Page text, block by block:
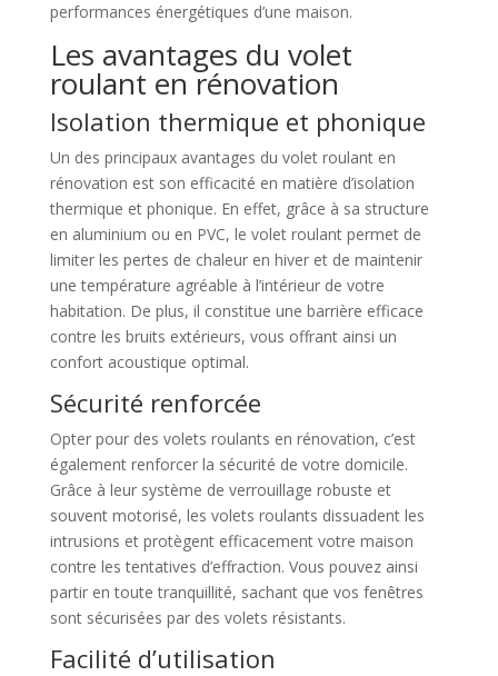
performances énergétiques d’une maison.
Les avantages du volet
roulant en rénovation
Isolation thermique et phonique
Un des principaux avantages du volet roulant en
rénovation est son efficacité en matière d’isolation
thermique et phonique. En effet, grâce à sa structure
en aluminium ou en PVC, le volet roulant permet de
limiter les pertes de chaleur en hiver et de maintenir
une température agréable à l’intérieur de votre
habitation. De plus, il constitue une barrière efficace
contre les bruits extérieurs, vous offrant ainsi un
confort acoustique optimal.
Sécurité renforcée
Opter pour des volets roulants en rénovation, c’est
également renforcer la sécurité de votre domicile.
Grâce à leur système de verrouillage robuste et
souvent motorisé, les volets roulants dissuadent les
intrusions et protègent efficacement votre maison
contre les tentatives d’effraction. Vous pouvez ainsi
partir en toute tranquillité, sachant que vos fenêtres
sont sécurisées par des volets résistants.
Facilité d’utilisation